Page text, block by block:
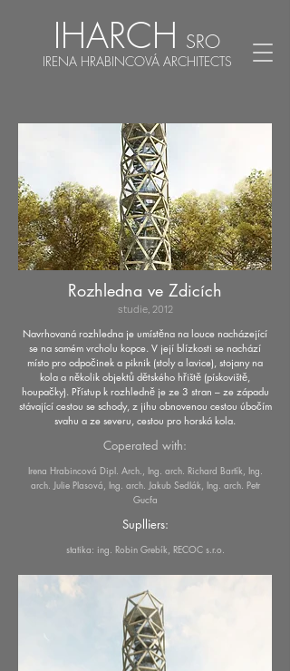
IHARCH SRO
IRENA HRABINCOVÁ ARCHITECTS
Rozhledna ve Zdicích
studie, 2012
Navrhovaná rozhledna je umístěna na louce nacházející
se na samém vrcholu kopce. V její blízkosti se nachází
místo pro odpočinek a piknik (stoly a lavice), stojany na
kola a několik objektů dětského hřiště (pískoviště,
houpačky). Přístup k rozhledně je ze 3 stran – ze západu
stávající cestou se schody, z jihu obnovenou cestou úbočím
svahu a ze severu, cestou pro horská kola.
Coperated with:
Irena Hrabincová Dipl. Arch., Ing. arch. Richard Bartík, Ing.
arch. Julie Plasová, Ing. arch. Jakub Sedlák, Ing. arch. Petr
Gucfa
Suplliers:
statika: ing. Robin Grebík, RECOC s.r.o.